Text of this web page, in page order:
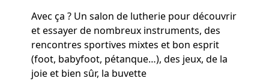
Avec ça ? Un salon de lutherie pour découvrir
et essayer de nombreux instruments, des
rencontres sportives mixtes et bon esprit
(foot, babyfoot, pétanque…), des jeux, de la
joie et bien sûr, la buvette